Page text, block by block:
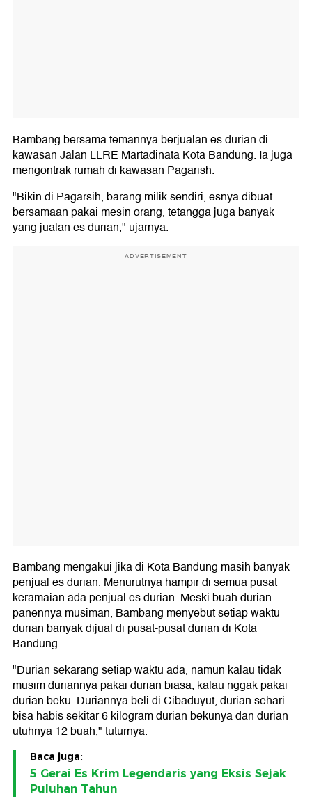
Bambang bersama temannya berjualan es durian di
kawasan Jalan LLRE Martadinata Kota Bandung. Ia juga
mengontrak rumah di kawasan Pagarish.
"Bikin di Pagarsih, barang milik sendiri, esnya dibuat
bersamaan pakai mesin orang, tetangga juga banyak
yang jualan es durian," ujarnya.
ADVERTISEMENT
Bambang mengakui jika di Kota Bandung masih banyak
penjual es durian. Menurutnya hampir di semua pusat
keramaian ada penjual es durian. Meski buah durian
panennya musiman, Bambang menyebut setiap waktu
durian banyak dijual di pusat-pusat durian di Kota
Bandung.
"Durian sekarang setiap waktu ada, namun kalau tidak
musim duriannya pakai durian biasa, kalau nggak pakai
durian beku. Duriannya beli di Cibaduyut, durian sehari
bisa habis sekitar 6 kilogram durian bekunya dan durian
utuhnya 12 buah," tuturnya.
Baca juga:
5 Gerai Es Krim Legendaris yang Eksis Sejak
Puluhan Tahun